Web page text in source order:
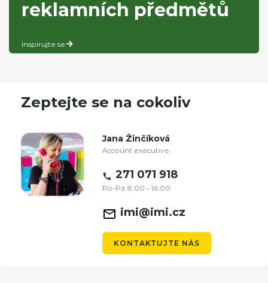
reklamních předmětů
Inspirujte se
Zeptejte se na cokoliv
Jana Žinčíková
Account executive
271 071 918
Po-Pá 8:00 - 16:00
imi@imi.cz
KONTAKTUJTE NÁS